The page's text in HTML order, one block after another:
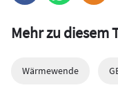
Mehr zu diesem
Wärmewende